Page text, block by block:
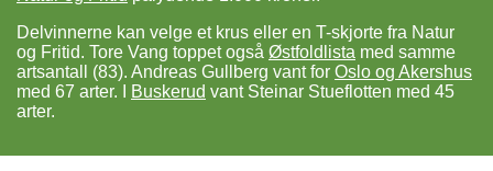
Delvinnerne kan velge et krus eller en T-skjorte fra Natur
og Fritid. Tore Vang toppet også Østfoldlista med samme
artsantall (83). Andreas Gullberg vant for Oslo og Akershus
med 67 arter. I
Buskerud vant Steinar Stueflotten med 45
arter.